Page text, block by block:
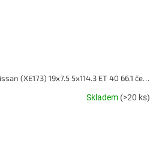
Alu kola design Nissan (XE173) 19x7.5 5x114.3 ET 40 66.1 černé
Skladem (>20 ks)